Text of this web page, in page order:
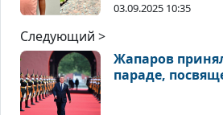
03.09.2025 10:35
Следующий >
Жапаров
параде,